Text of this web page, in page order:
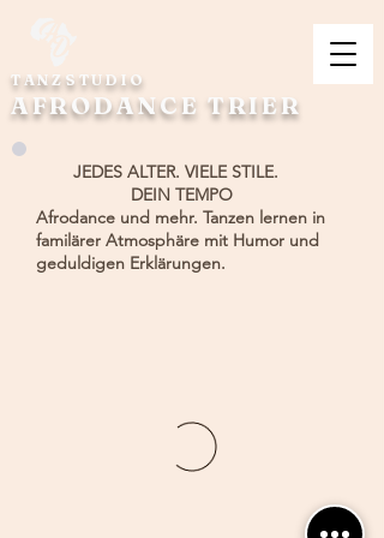
TANZSTUDIO
AFRODANCE TRIER
JEDES ALTER. VIELE STILE.
DEIN TEMPO
Afrodance und mehr. Tanzen lernen in
familärer Atmosphäre mit Humor und
geduldigen Erklärungen.